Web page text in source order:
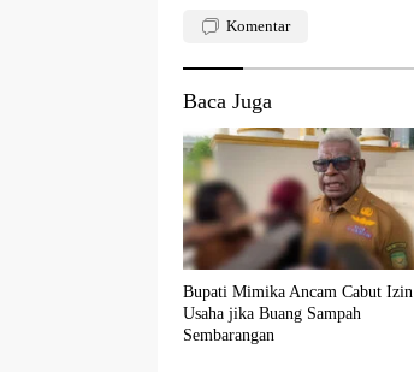
Komentar
Baca Juga
Bupati Mimika Ancam Cabut Izin
Usaha jika Buang Sampah
Sembarangan